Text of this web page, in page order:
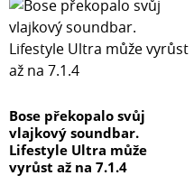
Bose překopalo svůj
vlajkový soundbar.
Lifestyle Ultra může
vyrůst až na 7.1.4